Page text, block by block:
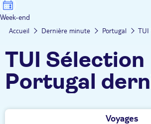
Week-end
Accueil Dernière minute Portugal TUI
TUI Sélection
Portugal
minute
Voyages